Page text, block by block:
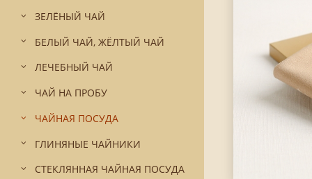
ЗЕЛЁНЫЙ ЧАЙ
БЕЛЫЙ ЧАЙ, ЖЁЛТЫЙ ЧАЙ
ЛЕЧЕБНЫЙ ЧАЙ
ЧАЙ НА ПРОБУ
ЧАЙНАЯ ПОСУДА
ГЛИНЯНЫЕ ЧАЙНИКИ
СТЕКЛЯННАЯ ЧАЙНАЯ ПОСУДА